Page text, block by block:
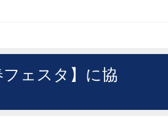
ェスタ】に協